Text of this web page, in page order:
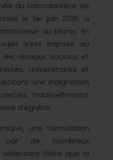
du baccalauréat de
le 1er juin 2026, a
au Maroc. En
s’est imposé au
réseaux sociaux et
universitaires et
une indignation
habituellement
d’égalité.
une formulation
par de nombreux
l’idée que la